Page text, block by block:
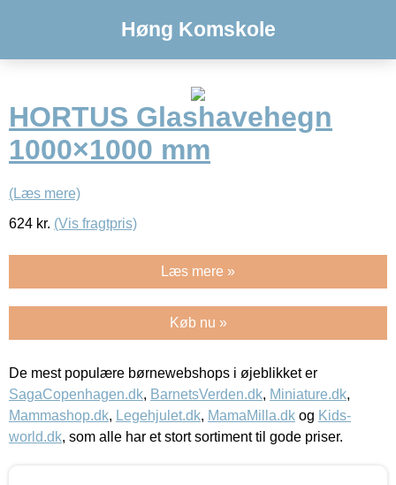
Høng Komskole
HORTUS Glashavehegn
1000×1000 mm
(Læs mere)
624 kr. (Vis fragtpris)
Læs mere »
Køb nu »
De mest populære børnewebshops i øjeblikket er
SagaCopenhagen.dk, BarnetsVerden.dk, Miniature.dk,
Mammashop.dk, Legehjulet.dk, MamaMilla.dk og Kids-
world.dk, som alle har et stort sortiment til gode priser.